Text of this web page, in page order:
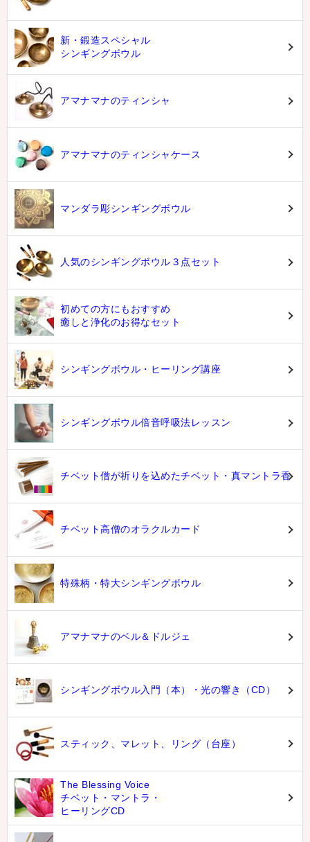
新・鍛造スペシャル
シンギングボウル
アマナマナのティンシャ
アマナマナのティンシャケース
マンダラ彫シンギングボウル
人気のシンギングボウル３点セット
初めての方にもおすすめ
癒しと浄化のお得なセット
シンギングボウル・ヒーリング講座
シンギングボウル倍音呼吸法レッスン
チベット僧が祈りを込めたチベット・真マントラ香
チベット高僧のオラクルカード
特殊柄・特大シンギングボウル
アマナマナのベル＆ドルジェ
シンギングボウル入門（本）・光の響き（CD）
スティック、マレット、リング（台座）
The Blessing Voice
チベット・マントラ・
ヒーリングCD